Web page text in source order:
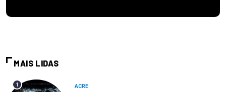
MAIS LIDAS
1 ACRE